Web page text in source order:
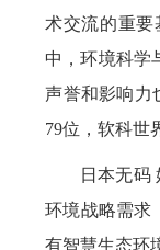
术交流的重要
中，环境科学
声誉和影响力
79位，软科世
日本无码
环境战略需求
有智慧生态环